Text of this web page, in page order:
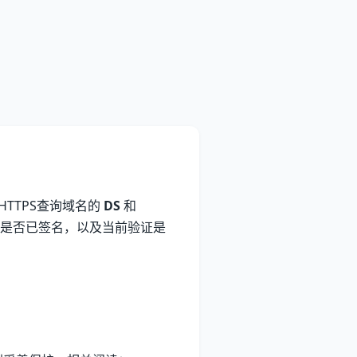
查询域名的 DS和
否已签名，以及当前验证是